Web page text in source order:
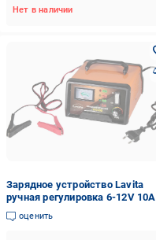
Нет в наличии
Зарядное устройство Lavita
ручная регулировка 6-12V 10A
LA 192308
оценить